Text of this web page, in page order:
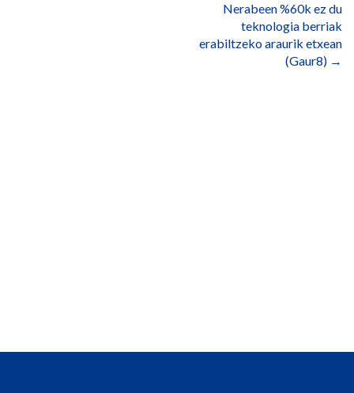
Nerabeen %60k ez du
teknologia berriak
erabiltzeko araurik etxean
(Gaur8) →